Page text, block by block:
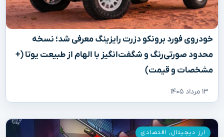
خودروی فورد برونکو دزرت رایزینگ معرفی شد؛ نسخه
محدود صورتی‌رنگ و شگفت‌انگیز با الهام از طبیعت یوتا (+
مشخصات و قیمت)
۱۳ مرداد ۱۴۰۵
ارز دیجیتال, اقتصادی